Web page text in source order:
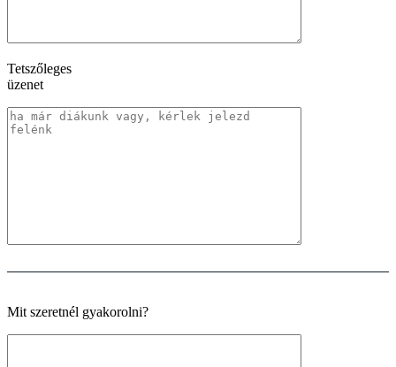
Tetszőleges
üzenet
Mit szeretnél gyakorolni?